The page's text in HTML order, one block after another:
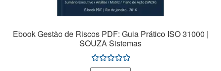
Ebook Gestão de Riscos PDF: Guia Prático ISO 31000 |
SOUZA Sistemas
Avaliação